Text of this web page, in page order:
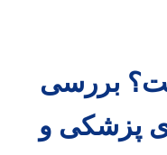
بررسی
پزشکی و